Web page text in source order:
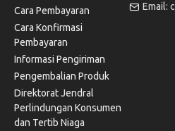
Cara Pembayaran
Cara Konfirmasi
Pembayaran
Informasi Pengiriman
Pengembalian Produk
Direktorat Jendral
Perlindungan Konsumen
dan Tertib Niaga
Email: